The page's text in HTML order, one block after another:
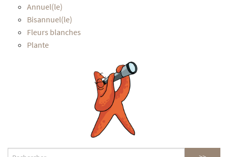
Annuel(le)
Bisannuel(le)
Fleurs blanches
Plante